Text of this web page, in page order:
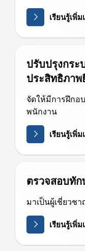
เรียนรู้เพิ่ม
ปรับปรุงกระ
ประสิทธิภา
จัดให้มีการฝึกอ
พนักงาน
เรียนรู้เพิ่ม
ตรวจสอบทั
มาเป็นผู้เชี่ยวช
เรียนรู้เพิ่ม